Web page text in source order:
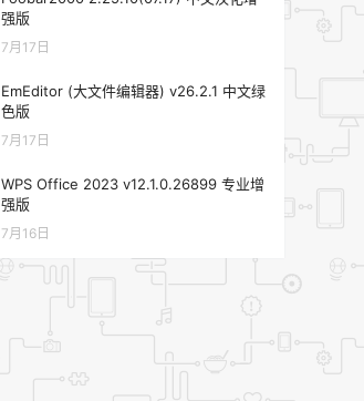
强版
7月17日
EmEditor (大文件编辑器) v26.2.1 中文绿
色版
7月17日
WPS Office 2023 v12.1.0.26899 专业增
强版
7月16日